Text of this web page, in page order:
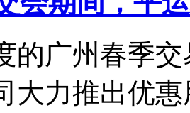
的广州春季
大力推出优惠